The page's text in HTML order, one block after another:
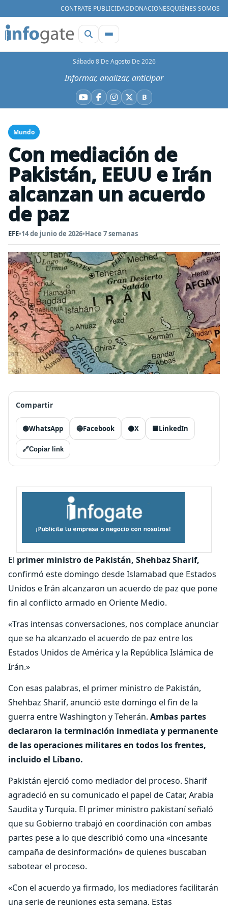
CONTRATE PUBLICIDADDONACIONESQUIÉNES SOMOS
Sábado 8 De Agosto De 2026
Informar, analizar, anticipar
YouTube
Facebook
Instagram
X BBluesky
Mundo
Con mediación de
Pakistán, EEUU e Irán
alcanzan un acuerdo
de paz
EFE•14 de junio de 2026•Hace 7 semanas
Compartir
🟢WhatsApp 🔵Facebook ⚫X 🟦LinkedIn
🔗Copiar link
El primer ministro de Pakistán, Shehbaz Sharif,
confirmó este domingo desde Islamabad que Estados
Unidos e Irán alcanzaron un acuerdo de paz que pone
fin al conflicto armado en Oriente Medio.
«Tras intensas conversaciones, nos complace anunciar
que se ha alcanzado el acuerdo de paz entre los
Estados Unidos de América y la República Islámica de
Irán.»
Con esas palabras, el primer ministro de Pakistán,
Shehbaz Sharif, anunció este domingo el fin de la
guerra entre Washington y Teherán. Ambas partes
declararon la terminación inmediata y permanente
de las operaciones militares en todos los frentes,
incluido el Líbano.
Pakistán ejerció como mediador del proceso. Sharif
agradeció en su comunicado el papel de Catar, Arabia
Saudita y Turquía. El primer ministro pakistaní señaló
que su Gobierno trabajó en coordinación con ambas
partes pese a lo que describió como una «incesante
campaña de desinformación» de quienes buscaban
sabotear el proceso.
«Con el acuerdo ya firmado, los mediadores facilitarán
una serie de reuniones esta semana. Estas